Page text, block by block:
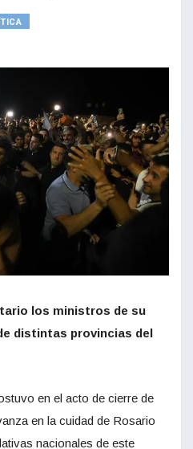
los ministros de su
distintas provincias del
en el acto de cierre de
en la cuidad de Rosario
nacionales de este